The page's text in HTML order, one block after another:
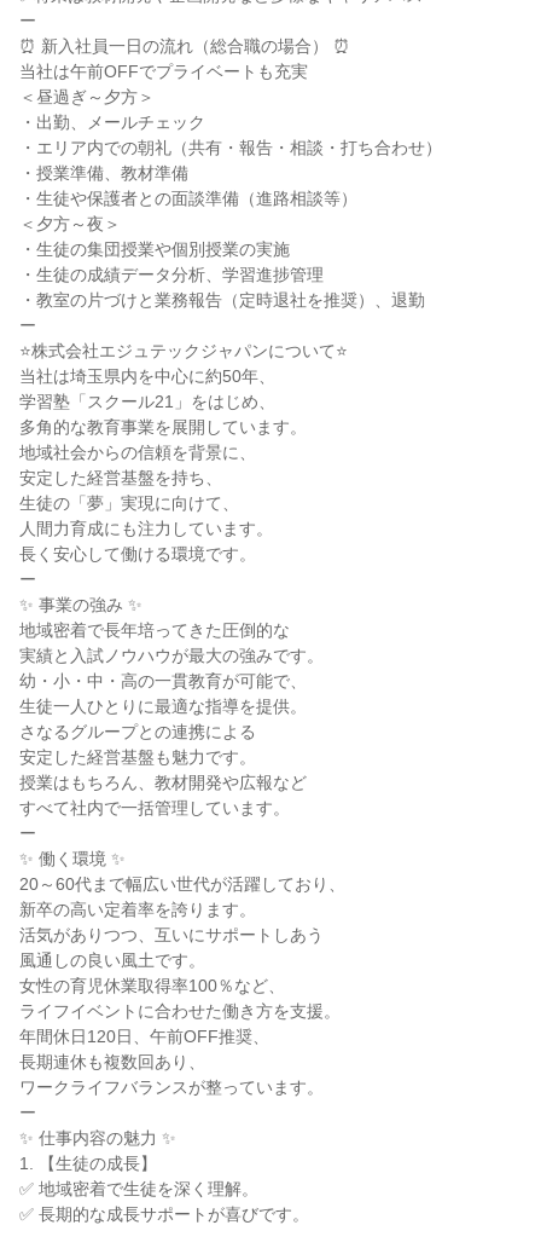
ー
⏰ 新入社員一日の流れ（総合職の場合） ⏰
当社は午前OFFでプライベートも充実
＜昼過ぎ～夕方＞
・出勤、メールチェック
・エリア内での朝礼（共有・報告・相談・打ち合わせ）
・授業準備、教材準備
・生徒や保護者との面談準備（進路相談等）
＜夕方～夜＞
・生徒の集団授業や個別授業の実施
・生徒の成績データ分析、学習進捗管理
・教室の片づけと業務報告（定時退社を推奨）、退勤
ー
⭐株式会社エジュテックジャパンについて⭐
当社は埼玉県内を中心に約50年、
学習塾「スクール21」をはじめ、
多角的な教育事業を展開しています。
地域社会からの信頼を背景に、
安定した経営基盤を持ち、
生徒の「夢」実現に向けて、
人間力育成にも注力しています。
長く安心して働ける環境です。
ー
✨ 事業の強み ✨
地域密着で長年培ってきた圧倒的な
実績と入試ノウハウが最大の強みです。
幼・小・中・高の一貫教育が可能で、
生徒一人ひとりに最適な指導を提供。
さなるグループとの連携による
安定した経営基盤も魅力です。
授業はもちろん、教材開発や広報など
すべて社内で一括管理しています。
ー
✨ 働く環境 ✨
20～60代まで幅広い世代が活躍しており、
新卒の高い定着率を誇ります。
活気がありつつ、互いにサポートしあう
風通しの良い風土です。
女性の育児休業取得率100％など、
ライフイベントに合わせた働き方を支援。
年間休日120日、午前OFF推奨、
長期連休も複数回あり、
ワークライフバランスが整っています。
ー
✨ 仕事内容の魅力 ✨
1. 【生徒の成長】
✅ 地域密着で生徒を深く理解。
✅ 長期的な成長サポートが喜びです。